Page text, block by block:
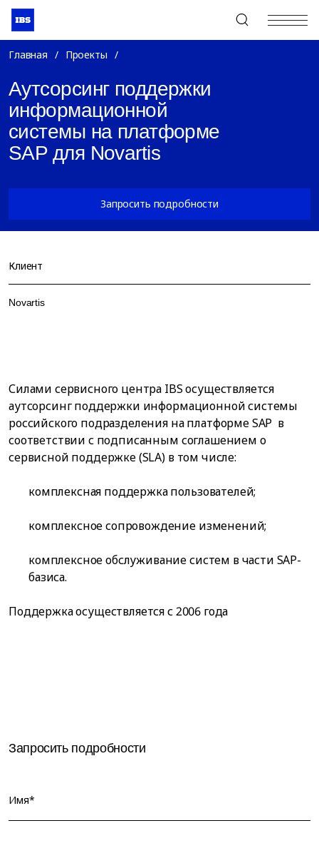
+7 (495) 967-80-80
Главная / Проекты /
Аутсорсинг поддержки
информационной
системы на платформе
SAP для Novartis
Запросить подробности
Клиент
Novartis
Силами сервисного центра IBS осуществляется
аутсорсинг поддержки информационной системы
российского подразделения на платформе SAP в
соответствии с подписанным соглашением о
сервисной поддержке (SLA) в том числе:
комплексная поддержка пользователей;
комплексное сопровождение изменений;
комплексное обслуживание систем в части SAP-
базиса.
Поддержка осуществляется с 2006 года
Запросить подробности
Имя*